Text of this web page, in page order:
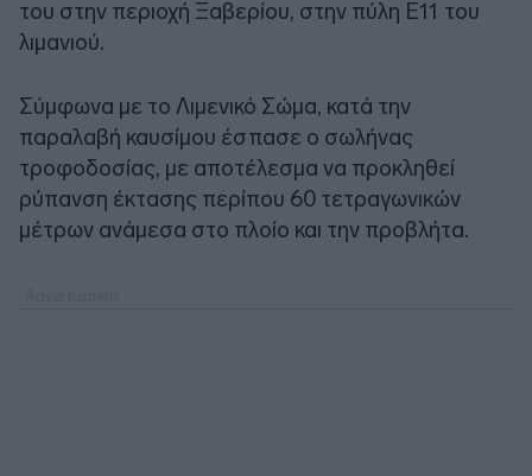
του στην περιοχή Ξαβερίου, στην πύλη Ε11 του
λιμανιού.
Σύμφωνα με το Λιμενικό Σώμα, κατά την
παραλαβή καυσίμου έσπασε ο σωλήνας
τροφοδοσίας, με αποτέλεσμα να προκληθεί
ρύπανση έκτασης περίπου 60 τετραγωνικών
μέτρων ανάμεσα στο πλοίο και την προβλήτα.